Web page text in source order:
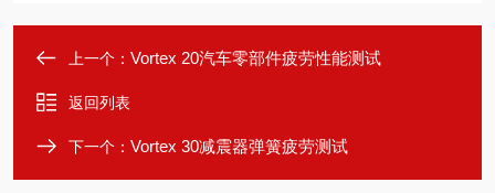
上一个： Vortex 20汽车零部件疲劳性能测试
返回列表
下一个： Vortex 30减震器弹簧疲劳测试